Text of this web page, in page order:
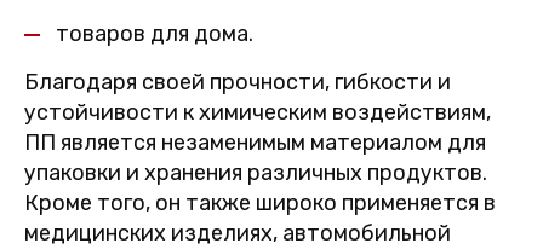
товаров для дома.
Благодаря своей прочности, гибкости и
устойчивости к химическим воздействиям,
ПП является незаменимым материалом для
упаковки и хранения различных продуктов.
Кроме того, он также широко применяется в
медицинских изделиях, автомобильной